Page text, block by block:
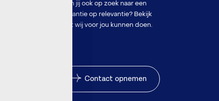
Ben jij ook op zoek naar een
garantie op relevantie? Bekijk
wat wij voor jou kunnen doen.
Contact opnemen